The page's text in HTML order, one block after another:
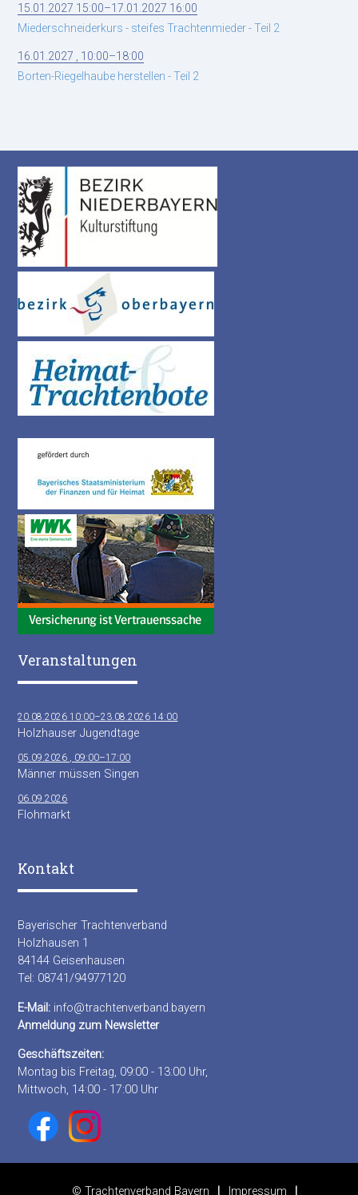
15.01.2027 15:00–17.01.2027 16:00
Miederschneiderkurs - steifes Trachtenmieder - Teil 2
16.01.2027 , 10:00–18:00
Borten-Riegelhaube herstellen - Teil 2
Veranstaltungen
20.08.2026 10:00–23.08.2026 14:00
Holzhauser Jugendtage
05.09.2026 , 09:00–17:00
Männer müssen Singen
06.09.2026
Flohmarkt
Kontakt
Bayerischer Trachtenverband
Holzhausen 1
84144 Geisenhausen
Tel: 08741/94977120
E-Mail: info@trachtenverband.bayern
Anmeldung zum Newsletter
Geschäftszeiten:
Montag bis Freitag, 09:00 - 13:00 Uhr,
Mittwoch, 14:00 - 17:00 Uhr
© Trachtenverband Bayern Impressum